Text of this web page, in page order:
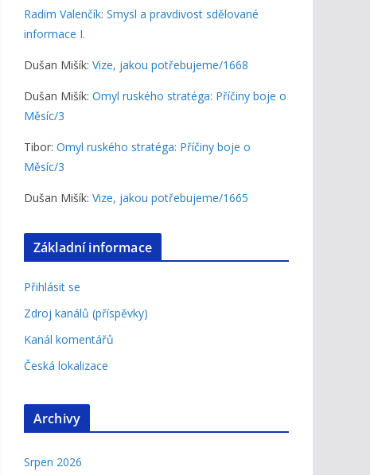
Radim Valenčík: Smysl a pravdivost sdělované
informace I.
Dušan Mišík: Vize, jakou potřebujeme/1668
Dušan Mišík: Omyl ruského stratéga: Příčiny boje o
Měsíc/3
Tibor: Omyl ruského stratéga: Příčiny boje o
Měsíc/3
Dušan Mišík: Vize, jakou potřebujeme/1665
Základní informace
Přihlásit se
Zdroj kanálů (příspěvky)
Kanál komentářů
Česká lokalizace
Archivy
Srpen 2026